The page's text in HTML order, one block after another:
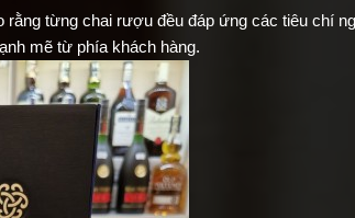
từng chai rượu đều đáp ứng các tiêu chí
mẽ từ phía khách hàng.